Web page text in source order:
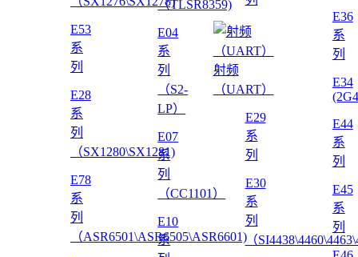
E53
系
列
E28
系
列
（SX1280\SX1281)
E78
系
列
（ASR6501\ASR6505\ASR6601)
（TLSR8359)
E04
系
列
（S2-
LP）
E07
系
列
（CC1101）
E10
系
射频
（UART）
E29
系
列
E30
系
列
（
E36
系
列
E34
E44
系
列
E45
系
列